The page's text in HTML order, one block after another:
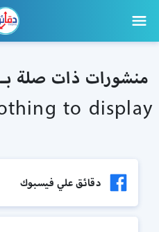
منشورات ذات صلة بـ rape
to display.
دقائق علي فيسبوك